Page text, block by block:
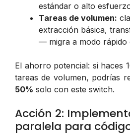
estándar o alto
Tareas de volumen:
extracción básica,
— migra a modo rápido
El ahorro potencial: si haces
tareas de volumen, podrías
50% solo con este switch.
Acción 2:
paralela para